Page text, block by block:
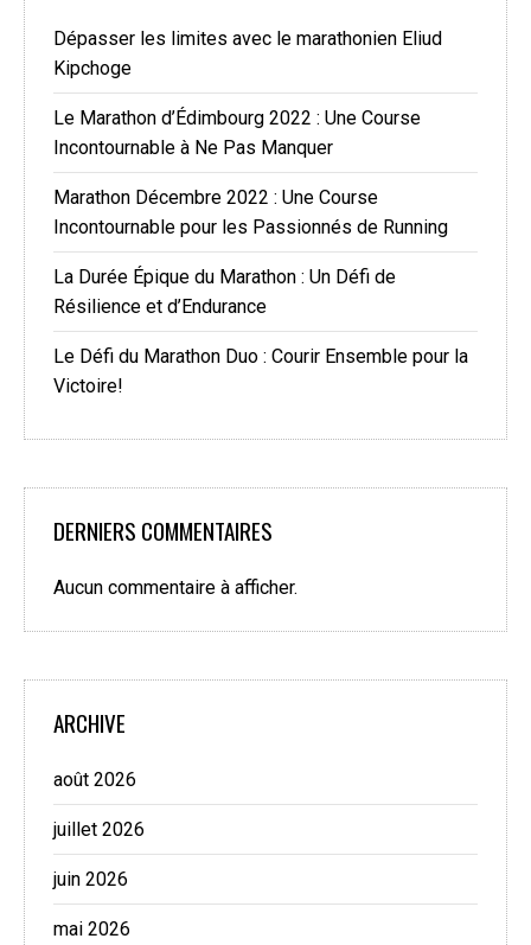
Dépasser les limites avec le marathonien Eliud
Kipchoge
Le Marathon d’Édimbourg 2022 : Une Course
Incontournable à Ne Pas Manquer
Marathon Décembre 2022 : Une Course
Incontournable pour les Passionnés de Running
La Durée Épique du Marathon : Un Défi de
Résilience et d’Endurance
Le Défi du Marathon Duo : Courir Ensemble pour la
Victoire!
DERNIERS COMMENTAIRES
Aucun commentaire à afficher.
ARCHIVE
août 2026
juillet 2026
juin 2026
mai 2026